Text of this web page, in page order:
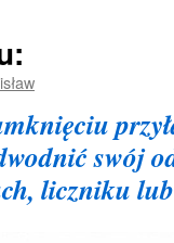
swój
liczniku